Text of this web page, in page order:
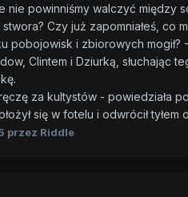
powinniśmy walczyć między
Czy już zapomniałeś, co
pobojowisk i zbiorowych mogił?
Clintem i Dziurką, słuchając
za kultystów - powiedziała
się w fotelu i odwrócił tyłem
przez Riddle